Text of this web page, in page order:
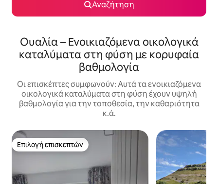
Αναζήτηση
Ουαλία – Ενοικιαζόμενα οικολογικά
καταλύματα στη φύση με κορυφαία
βαθμολογία
Οι επισκέπτες συμφωνούν: Αυτά τα ενοικιαζόμενα
οικολογικά καταλύματα στη φύση έχουν υψηλή
βαθμολογία για την τοποθεσία, την καθαριότητα
κ.ά.
Επιλογή επισκεπτών
Επιλογή επισκεπτών